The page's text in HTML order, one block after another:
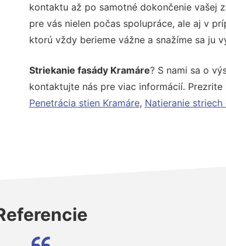
kontaktu až po samotné dokončenie vašej
pre vás nielen počas spolupráce, ale aj v
ktorú vždy berieme vážne a snažíme sa ju
Striekanie fasády Kramáre? S nami sa o
kontaktujte nás pre viac informácií.
Penetrácia stien Kramáre, Natieranie striech